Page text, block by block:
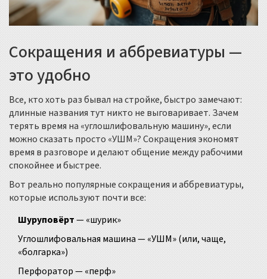
Сокращения и аббревиатуры —
это удобно
Все, кто хоть раз бывал на стройке, быстро замечают:
длинные названия тут никто не выговаривает. Зачем
терять время на «углошлифовальную машину», если
можно сказать просто «УШМ»? Сокращения экономят
время в разговоре и делают общение между рабочими
спокойнее и быстрее.
Вот реально популярные сокращения и аббревиатуры,
которые используют почти все:
Шуруповёрт— «шурик»
Углошлифовальная машина — «УШМ» (или, чаще,
«болгарка»)
Перфоратор — «перф»